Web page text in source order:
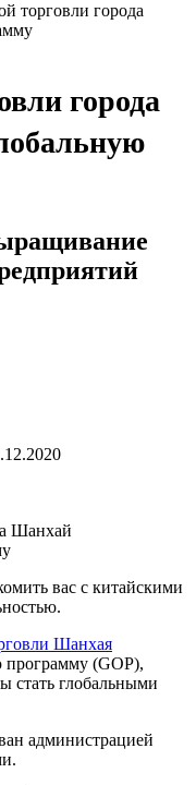
торговли города
города
Шанхай
вас с китайскими
Шанхая
программу (GOP),
стать глобальными
администрацией